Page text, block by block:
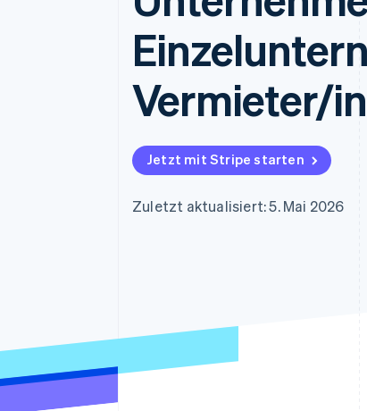
Autorisierungsraten
Beschleunigter Bezahlvorgang
Financial Connections
Verbundene Finanzdaten
Vermieter/
Jetzt mit Stripe starten
Zuletzt aktualisiert: 5. Mai 2026